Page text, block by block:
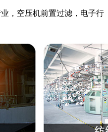
，空压机前置过滤，电子行